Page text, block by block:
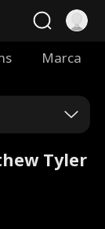
Marca
Tyler